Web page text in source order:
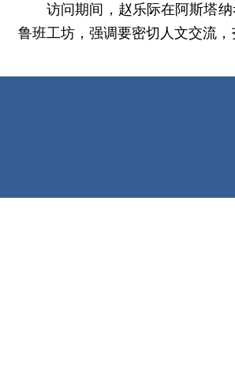
访问期间，赵乐际在阿斯塔
鲁班工坊，强调要密切人文交流